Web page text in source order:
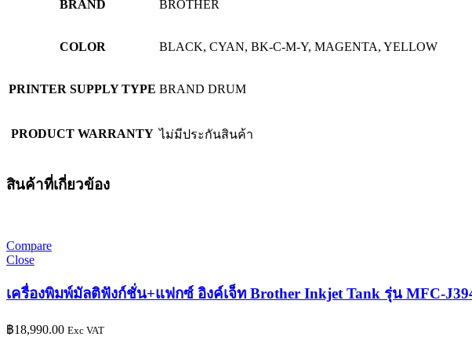
BRAND BROTHER
COLOR BLACK, CYAN, BK-C-M-Y, MAGENTA, YELLOW
PRINTER SUPPLY TYPE BRAND DRUM
PRODUCT WARRANTY ไม่มีประกันสินค้า
สินค้าที่เกี่ยวข้อง
Compare
Close
เครื่องพิมพ์มัลติฟังก์ชั่น+แฟกซ์ อิงค์เจ็ท Brother Inkjet Tank รุ่น MFC-
฿18,990.00 Exc VAT